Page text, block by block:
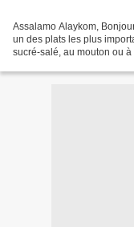
Assalamo Alaykom,
un des plats les plus
sucré-salé, au mouton ou